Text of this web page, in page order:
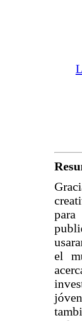
para
el